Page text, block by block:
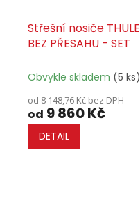
Střešní nosiče THULE
BEZ PŘESAHU - SET
Obvykle skladem (5 ks)
od 8 148,76 Kč bez DPH
od 9 860 Kč
DETAIL